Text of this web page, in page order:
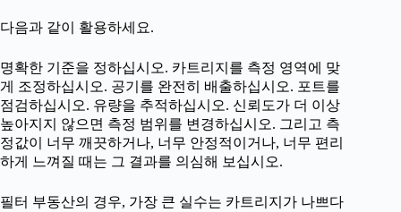
다음과 같이 활용하세요.
명확한 기준을 정하십시오. 카트리지를 측정 영역에 맞
게 조정하십시오. 공기를 완전히 배출하십시오. 포트를
점검하십시오. 유량을 추적하십시오. 신뢰도가 더 이상
높아지지 않으면 측정 범위를 변경하십시오. 그리고 측
정값이 너무 깨끗하거나, 너무 안정적이거나, 너무 편리
하게 느껴질 때는 그 결과를 의심해 보십시오.
필터 부동산의 경우, 가장 큰 실수는 카트리지가 나쁘다